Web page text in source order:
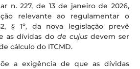
n. 227, de 13 de janeiro de 2026,
relevante ao regulamentar o
§ 1º, da nova legislação prevê
as dívidas do de cujusdevem ser
cálculo do ITCMD.
a exigência de que as dívidas